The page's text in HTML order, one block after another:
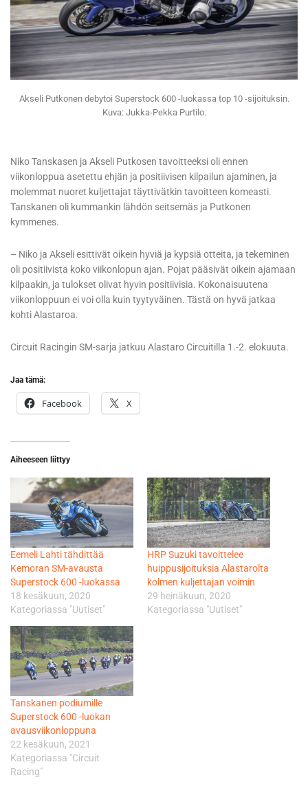
Akseli Putkonen debytoi Superstock 600 -luokassa top 10 -sijoituksin.
Kuva: Jukka-Pekka Purtilo.
Niko Tanskasen ja Akseli Putkosen tavoitteeksi oli ennen
viikonloppua asetettu ehjän ja positiivisen kilpailun ajaminen, ja
molemmat nuoret kuljettajat täyttivätkin tavoitteen komeasti.
Tanskanen oli kummankin lähdön seitsemäs ja Putkonen
kymmenes.
– Niko ja Akseli esittivät oikein hyviä ja kypsiä otteita, ja tekeminen
oli positiivista koko viikonlopun ajan. Pojat pääsivät oikein ajamaan
kilpaakin, ja tulokset olivat hyvin positiivisia. Kokonaisuutena
viikonloppuun ei voi olla kuin tyytyväinen. Tästä on hyvä jatkaa
kohti Alastaroa.
Circuit Racingin SM-sarja jatkuu Alastaro Circuitilla 1.-2. elokuuta.
Jaa tämä:
Facebook X
Aiheeseen liittyy
Eemeli Lahti tähdittää
Kemoran SM-avausta
Superstock 600 -luokassa
18 kesäkuun, 2020
Kategoriassa "Uutiset"
HRP Suzuki tavoittelee
huippusijoituksia Alastarolta
kolmen kuljettajan voimin
29 heinäkuun, 2020
Kategoriassa "Uutiset"
Tanskanen podiumille
Superstock 600 -luokan
avausviikonloppuna
22 kesäkuun, 2021
Kategoriassa "Circuit
Racing"